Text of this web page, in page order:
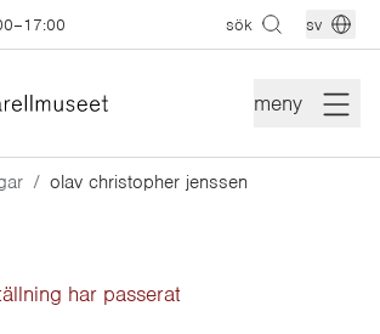
sök sv
meny
olav christopher jenssen
har passerat